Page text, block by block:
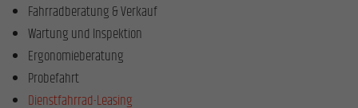
Fahrradberatung & Verkauf
Wartung und Inspektion
Ergonomieberatung
Probefahrt
Dienstfahrrad-Leasing